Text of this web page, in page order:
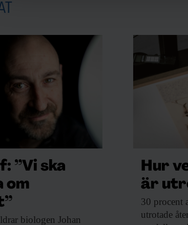
”Vi ska
om
biologen Johan
Hur
är
30 procent
utrotade